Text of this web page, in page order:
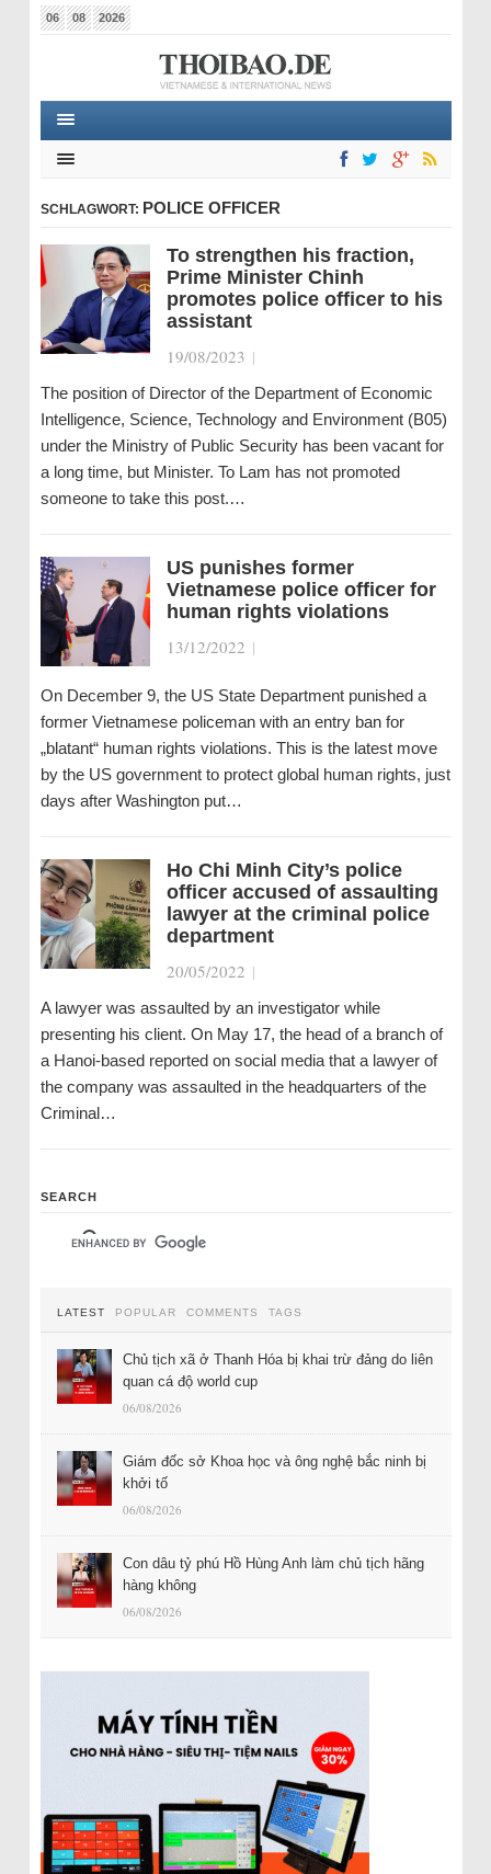
06 08 2026
SCHLAGWORT: POLICE OFFICER
To strengthen his fraction,
Prime Minister Chinh
promotes police officer to his
assistant
19/08/2023 |
The position of Director of the Department of Economic
Intelligence, Science, Technology and Environment (B05)
under the Ministry of Public Security has been vacant for
a long time, but Minister. To Lam has not promoted
someone to take this post.…
US punishes former
Vietnamese police officer for
human rights violations
13/12/2022 |
On December 9, the US State Department punished a
former Vietnamese policeman with an entry ban for
„blatant“ human rights violations. This is the latest move
by the US government to protect global human rights, just
days after Washington put…
Ho Chi Minh City’s police
officer accused of assaulting
lawyer at the criminal police
department
20/05/2022 |
A lawyer was assaulted by an investigator while
presenting his client. On May 17, the head of a branch of
a Hanoi-based reported on social media that a lawyer of
the company was assaulted in the headquarters of the
Criminal…
SEARCH
LATEST POPULAR COMMENTS TAGS
Chủ tịch xã ở Thanh Hóa bị khai trừ đảng do liên
quan cá độ world cup
06/08/2026
Giám đốc sở Khoa học và ông nghệ bắc ninh bị
khởi tố
06/08/2026
Con dâu tỷ phú Hồ Hùng Anh làm chủ tịch hãng
hàng không
06/08/2026